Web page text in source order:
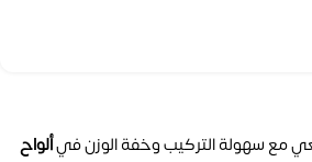
مع سهولة التركيب وخفة الوزن فيألواح